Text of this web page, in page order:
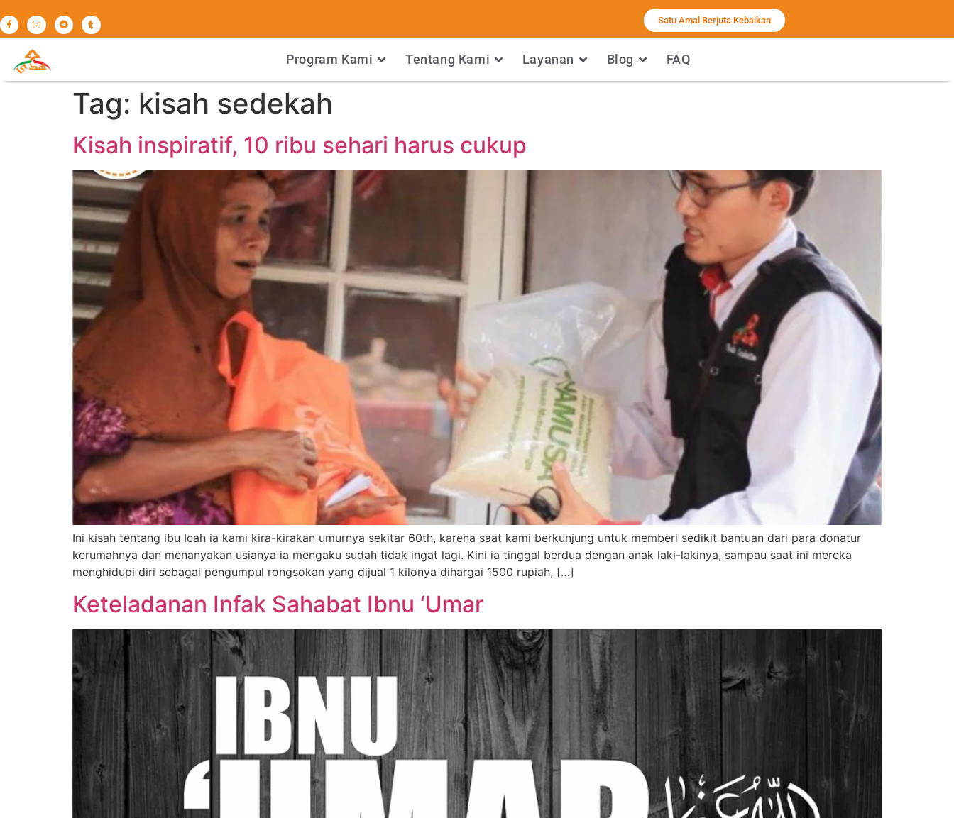
Satu Amal Berjuta Kebaikan
Program Kami Tentang Kami Layanan Blog FAQ
Tag: kisah sedekah
Kisah inspiratif, 10 ribu sehari harus cukup
Ini kisah tentang ibu Icah ia kami kira-kirakan umurnya sekitar 60th, karena saat kami berkunjung untuk memberi sedikit bantuan dari para donatur
kerumahnya dan menanyakan usianya ia mengaku sudah tidak ingat lagi. Kini ia tinggal berdua dengan anak laki-lakinya, sampau saat ini mereka
menghidupi diri sebagai pengumpul rongsokan yang dijual 1 kilonya dihargai 1500 rupiah, […]
Keteladanan Infak Sahabat Ibnu ‘Umar